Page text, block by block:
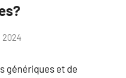
2024
génériques et de